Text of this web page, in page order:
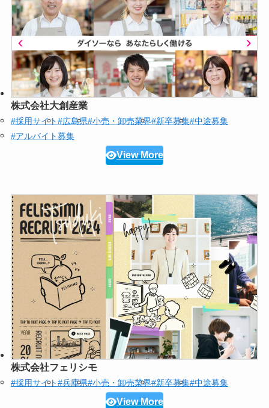
株式会社大創産業
#採用サイト#広島県#小売・卸売業界#新卒募集#中途募集
#アルバイト募集
View More
株式会社フェリシモ
#採用サイト#兵庫県#小売・卸売業界#新卒募集#中途募集
View More